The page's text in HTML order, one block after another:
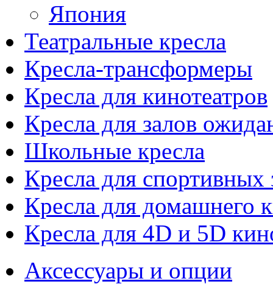
Япония
Театральные кресла
Кресла-трансформеры
Кресла для кинотеатров
Кресла для залов
Школьные кресла
Кресла для спортивных
Кресла для домашнего
Кресла для 4D и 5D
Аксессуары и опции